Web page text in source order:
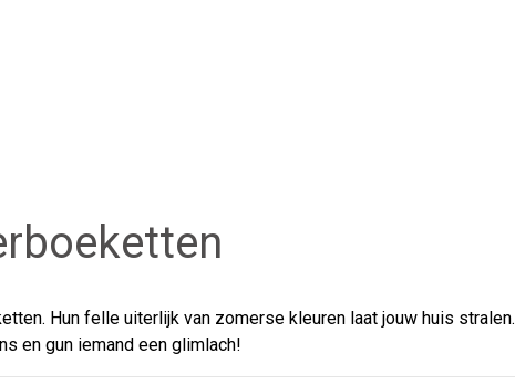
Hun felle uiterlijk van zomerse kleuren laat jouw huis stralen.
en gun iemand een glimlach!